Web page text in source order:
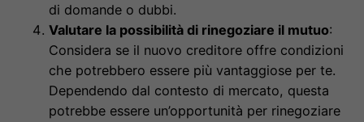
di domande o dubbi.
Valutare la possibilità di rinegoziare il mutuo:
Considera se il nuovo creditore offre condizioni
che potrebbero essere più vantaggiose per te.
Dependendo dal contesto di mercato, questa
potrebbe essere un’opportunità per rinegoziare